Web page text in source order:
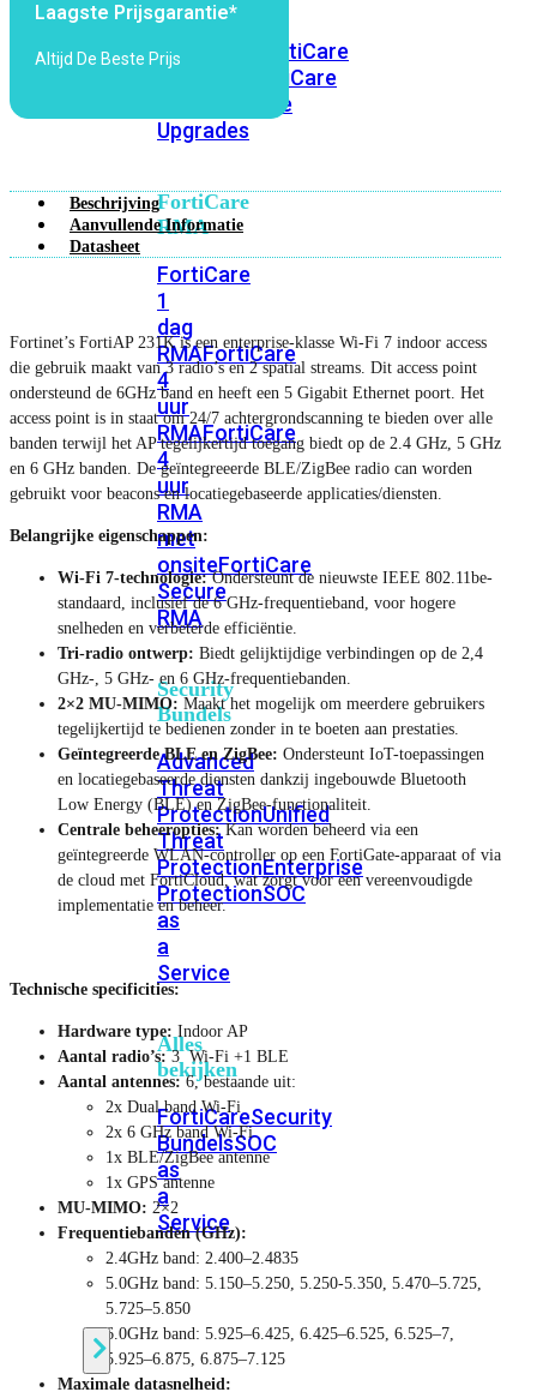
FortiCare
Essentials
FortiCare
FortiCare
FortiCare
Upgrades
FortiCare
RMA
FortiCare
1
dag
RMAFortiCare
4
uur
RMAFortiCare
4
uur
RMA
met
onsiteFortiCare
Secure
RMA
Security
Bundels
Advanced
Threat
ProtectionUnified
Threat
ProtectionEnterprise
ProtectionSOC
as
a
Service
Alles
bekijken
FortiCareSecurity
BundelsSOC
as
a
Service
Endpoint
Beveiliging
Laagste Prijsgarantie*
Altijd De Beste Prijs
Beschrijving
Aanvullende Informatie
Datasheet
Fortinet’s FortiAP 231K is een enterprise-klasse Wi-Fi 7 indoor access
die gebruik maakt van 3 radio’s en 2 spatial streams. Dit access point
ondersteund de 6GHz band en heeft een 5 Gigabit Ethernet poort. Het
access point is in staat om 24/7 achtergrondscanning te bieden over alle
banden terwijl het AP tegelijkertijd toegang biedt op de 2.4 GHz, 5 GHz
en 6 GHz banden. De geïntegreeerde BLE/ZigBee radio can worden
gebruikt voor beacons en locatiegebaseerde applicaties/diensten.
Belangrijke eigenschappen:
Wi-Fi 7-technologie:Ondersteunt de nieuwste IEEE 802.11be-
standaard, inclusief de 6 GHz-frequentieband, voor hogere
snelheden en verbeterde efficiëntie.
Tri-radio ontwerp: Biedt gelijktijdige verbindingen op de 2,4
GHz-, 5 GHz- en 6 GHz-frequentiebanden.
2×2 MU-MIMO: Maakt het mogelijk om meerdere gebruikers
tegelijkertijd te bedienen zonder in te boeten aan prestaties.
Geïntegreerde BLE en ZigBee: Ondersteunt IoT-toepassingen
en locatiegebaseerde diensten dankzij ingebouwde Bluetooth
Low Energy (BLE) en ZigBee-functionaliteit.
Centrale beheeropties:Kan worden beheerd via een
geïntegreerde WLAN-controller op een FortiGate-apparaat of via
de cloud met FortiCloud, wat zorgt voor een vereenvoudigde
implementatie en beheer.
Technische specificities:
Hardware type: Indoor AP
Aantal radio’s:3 Wi-Fi +1 BLE
Aantal antennes:6, bestaande uit:
2x Dual band Wi-Fi
2x 6 GHz band Wi-Fi
1x BLE/ZigBee antenne
1x GPS antenne
MU-MIMO: 2×2
Frequentiebanden (GHz):
2.4GHz band: 2.400–2.4835
5.0GHz band: 5.150–5.250, 5.250-5.350, 5.470–5.725,
5.725–5.850
6.0GHz band: 5.925–6.425, 6.425–6.525, 6.525–7,
5.925–6.875, 6.875–7.125
Maximale datasnelheid: